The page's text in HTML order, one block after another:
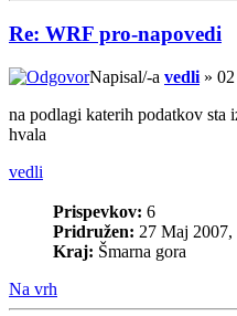
Re: WRF pro-napovedi
Napisal/-a vedli »
na podlagi katerih podatkov sta
hvala
vedli
Prispevkov: 6
Pridružen: 27 Maj 2007,
Kraj: Šmarna gora
Na vrh